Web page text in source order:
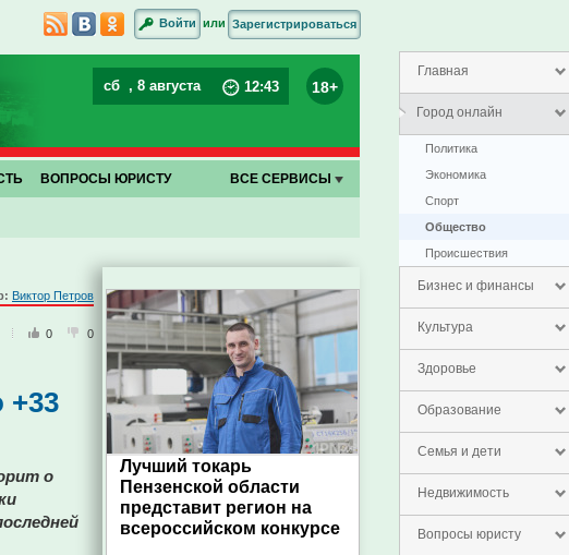
Главная
Город онлайн
Политика
Экономика
Спорт
Общество
Проиcшествия
Бизнес и финансы
Культура
Здоровье
Образование
Семья и дети
Недвижимость
Вопросы юристу
Войти или Зарегистрироваться
сб , 8 августа 12:43 18+
ВОПРОСЫ ЮРИСТУ ВСЕ СЕРВИСЫ
Виктор Петров
0 0
+33
о
Лучший токарь
Пензенской области
представит регион на
всероссийском конкурсе